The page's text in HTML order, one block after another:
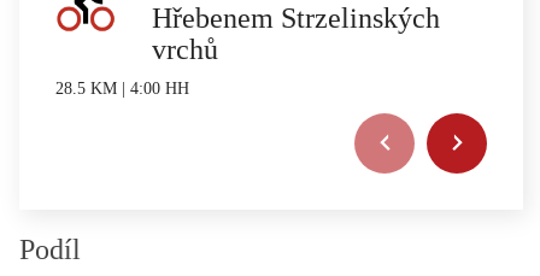
Hřebenem Strzelinských
vrchů
28.5 KM | 4:00 HH
Podíl